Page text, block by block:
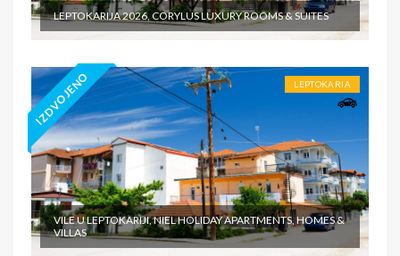
LEPTOKARIJA 2026, CORYLUS LUXURY ROOMS & SUITES
IZDVOJENO LEPTOKARIA
VILE U LEPTOKARIJI, NIEL HOLIDAY APARTMENTS, HOMES &
VILLAS